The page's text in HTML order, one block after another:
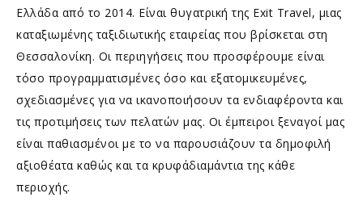
Ελλάδα από το 2014. Είναι θυγατρική της Exit Travel, μιας
καταξιωμένης ταξιδιωτικής εταιρείας που βρίσκεται στη
Θεσσαλονίκη. Οι περιηγήσεις που προσφέρουμε είναι
τόσο προγραμματισμένες όσο και εξατομικευμένες,
σχεδιασμένες για να ικανοποιήσουν τα ενδιαφέροντα και
τις προτιμήσεις των πελατών μας. Οι έμπειροι ξεναγοί μας
είναι παθιασμένοι με το να παρουσιάζουν τα δημοφιλή
αξιοθέατα καθώς και τα κρυφάδιαμάντια της κάθε
περιοχής.